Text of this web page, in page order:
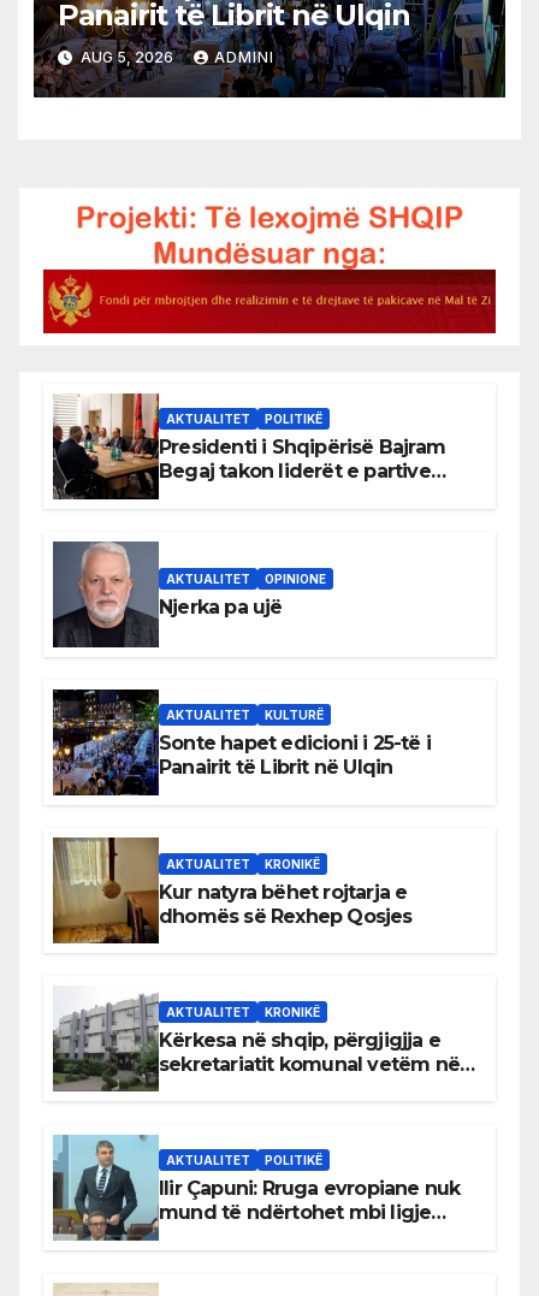
Panairit të Librit në Ulqin
AUG 5, 2026 ADMINI
AKTUALITET POLITIKË
Presidenti i Shqipërisë Bajram
Begaj takon liderët e partive
AKTUALITET OPINIONE
Njerka pa ujë
AKTUALITET KULTURË
Sonte hapet edicioni i 25-të i
Panairit të Librit në Ulqin
AKTUALITET KRONIKË
Kur natyra bëhet rojtarja e
dhomës së Rexhep Qosjes
AKTUALITET KRONIKË
Kërkesa në shqip, përgjigjja e
sekretariatit komunal vetëm në
AKTUALITET POLITIKË
Ilir Çapuni: Rruga evropiane nuk
mund të ndërtohet mbi ligje